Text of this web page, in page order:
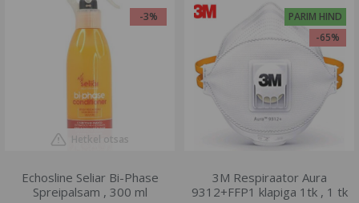
-3%
Hetkel otsas
Echosline Seliar Bi-Phase
Spreipalsam , 300 ml
PARIM HIND
-65%
3M Respiraator Aura
9312+FFP1 klapiga 1tk , 1 tk